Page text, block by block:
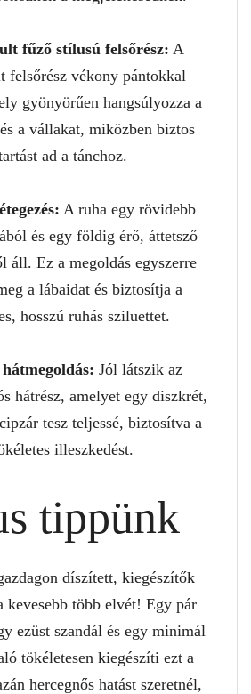
fűző stílusú felsőrész: A
felsőrész vékony pántokkal
gyönyörűen hangsúlyozza a
a vállakat, miközben biztos
ad a tánchoz.
A ruha egy rövidebb
és egy földig érő, áttetsző
áll. Ez a megoldás egyszerre
a lábaidat és biztosítja a
hosszú ruhás sziluettet.
Jól látszik az
hátrész, amelyet egy diszkrét,
tesz teljessé, biztosítva a
illeszkedést.
tippünk
díszített, kiegészítők
kevesebb több elvét! Egy pár
ezüst szandál és egy minimál
tökéletesen kiegészíti ezt a
hercegnős hatást szeretnél,